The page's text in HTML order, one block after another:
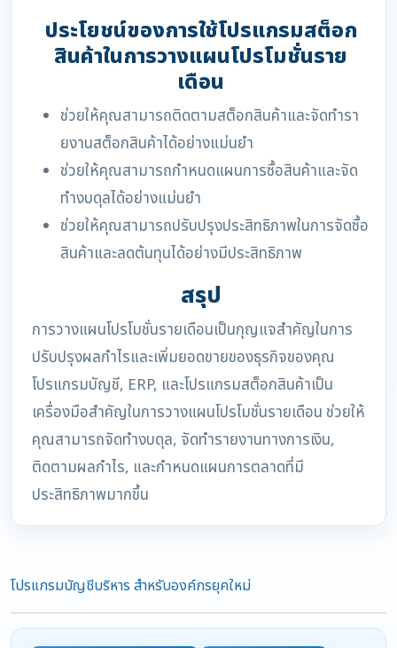
ประโยชน์ของการใช้โปรแกรมสต็อก
สินค้าในการวางแผนโปรโมชั่นราย
เดือน
ช่วยให้คุณสามารถติดตามสต็อกสินค้าและจัดทำรา
ยงานสต็อกสินค้าได้อย่างแม่นยำ
ช่วยให้คุณสามารถกำหนดแผนการซื้อสินค้าและจัด
ทำงบดุลได้อย่างแม่นยำ
ช่วยให้คุณสามารถปรับปรุงประสิทธิภาพในการจัดซื้อ
สินค้าและลดต้นทุนได้อย่างมีประสิทธิภาพ
สรุป
การวางแผนโปรโมชั่นรายเดือนเป็นกุญแจสำคัญในการ
ปรับปรุงผลกำไรและเพิ่มยอดขายของธุรกิจของคุณ
โปรแกรมบัญชี, ERP, และโปรแกรมสต็อกสินค้าเป็น
เครื่องมือสำคัญในการวางแผนโปรโมชั่นรายเดือน ช่วยให้
คุณสามารถจัดทำงบดุล, จัดทำรายงานทางการเงิน,
ติดตามผลกำไร, และกำหนดแผนการตลาดที่มี
ประสิทธิภาพมากขึ้น
โปรแกรมบัญชีบริหาร สำหรับองค์กรยุคใหม่